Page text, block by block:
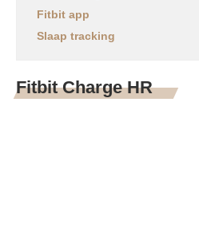
Fitbit app
Slaap tracking
Fitbit Charge HR